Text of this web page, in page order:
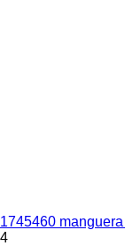
1745460
4